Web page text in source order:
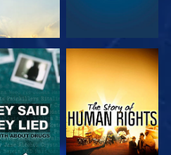
ΠΑΡΑΚΟΛΟΥΘΗΣΤΕ